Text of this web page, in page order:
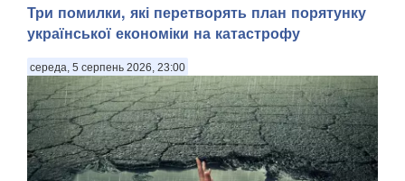
Три помилки, які перетворять план порятунку
української економіки на катастрофу
середа, 5 серпень 2026, 23:00